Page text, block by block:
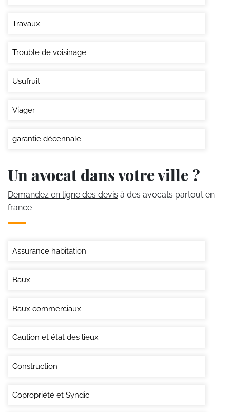
Travaux
Trouble de voisinage
Usufruit
Viager
garantie décennale
Un avocat dans votre ville ?
Demandez en ligne des devis à des avocats partout en
france
Assurance habitation
Baux
Baux commerciaux
Caution et état des lieux
Construction
Copropriété et Syndic